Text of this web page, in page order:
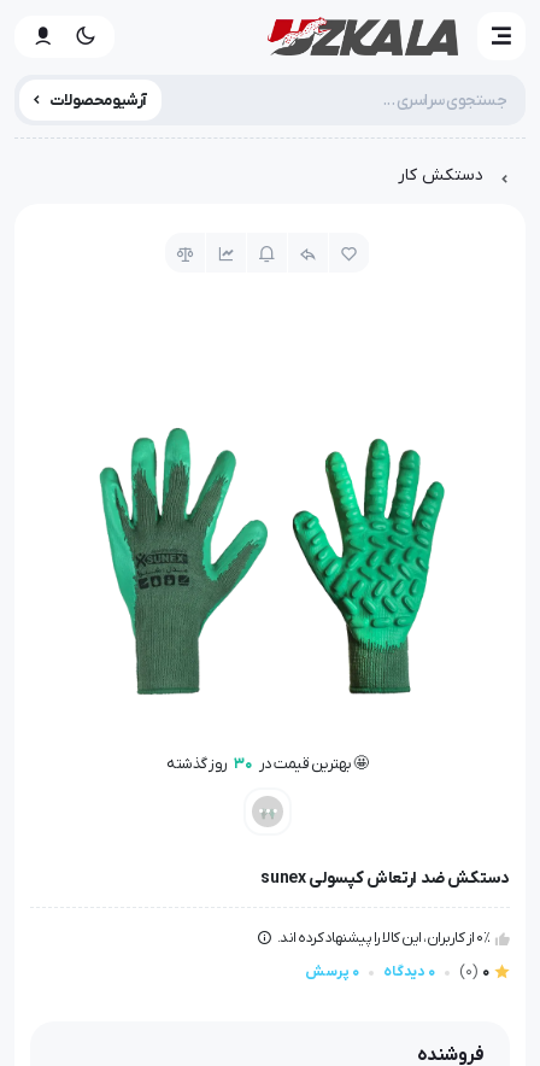
آرشیو محصولات
دستکش کار
🤩 بهترین قیمت در 30 روز گذشته
🤩 بهترین قیمت در 30
دستکش ضد ارتعاش کپسولی sunex
0٪ از کاربران، این کالا را پیشنهاد کرده اند.
0
(0) 0 دیدگاه 0 پرسش
فروشنده